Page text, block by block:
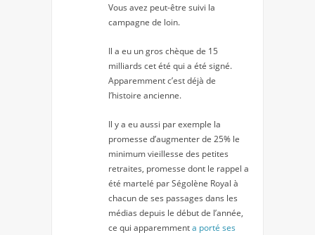
Vous avez peut-être suivi la
campagne de loin.
Il a eu un gros chèque de 15
milliards cet été qui a été signé.
Apparemment c’est déjà de
l’histoire ancienne.
Il y a eu aussi par exemple la
promesse d’augmenter de 25% le
minimum vieillesse des petites
retraites, promesse dont le rappel a
été martelé par Ségolène Royal à
chacun de ses passages dans les
médias depuis le début de l’année,
ce qui apparemmenta porté ses